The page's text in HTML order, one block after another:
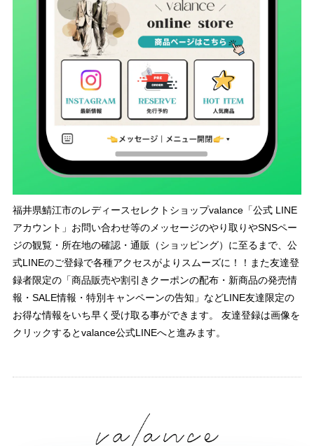
福井県鯖江市のレディースセレクトショップvalance「公式 LINE
アカウント」お問い合わせ等のメッセージのやり取りやSNSペー
ジの観覧・所在地の確認・通販（ショッピング）に至るまで、公
式LINEのご登録で各種アクセスがよりスムーズに！！また友達登
録者限定の「商品販売や割引きクーポンの配布・新商品の発売情
報・SALE情報・特別キャンペーンの告知」などLINE友達限定の
お得な情報をいち早く受け取る事ができます。 友達登録は画像を
クリックするとvalance公式LINEへと進みます。